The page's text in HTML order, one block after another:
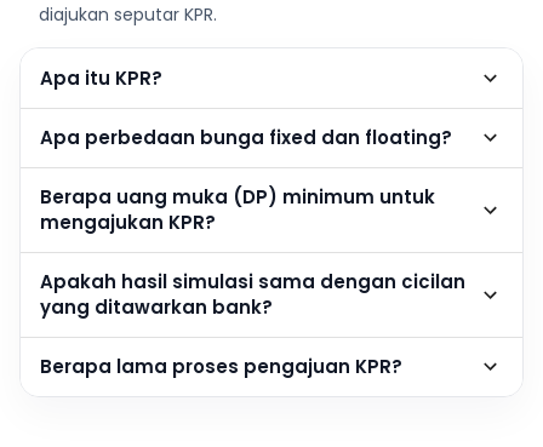
diajukan seputar KPR.
Apa itu KPR?
Apa perbedaan bunga fixed dan floating?
Berapa uang muka (DP) minimum untuk
mengajukan KPR?
Apakah hasil simulasi sama dengan cicilan
yang ditawarkan bank?
Berapa lama proses pengajuan KPR?